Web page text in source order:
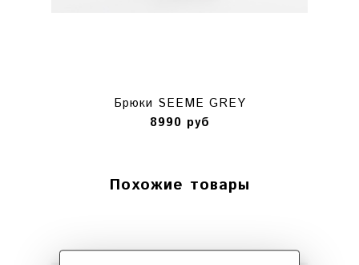
Брюки SEEME GREY
8990 руб
Похожие товары